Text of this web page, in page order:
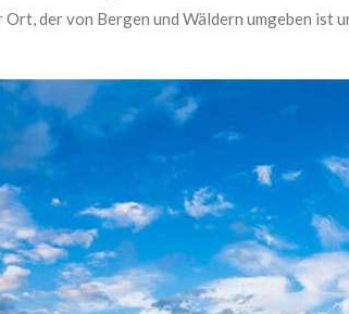
der von Bergen und Wäldern umgeben